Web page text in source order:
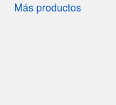
Más productos